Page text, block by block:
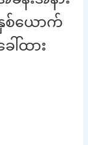
နှစ်ယောက်
ါ်ထား